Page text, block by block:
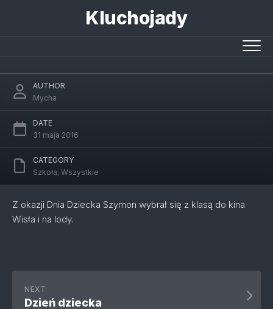
Kluchojady
AUTHOR
Mycha
DATE
31 maja 2016
CATEGORY
Szkoła, Wszystkie
Z okazji Dnia Dziecka Szymon wybrał się z klasą do kina
Wisła i na lody.
NEXT
Dzień dziecka